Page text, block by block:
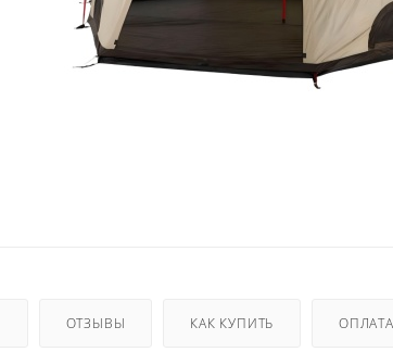
ОТЗЫВЫ КАК КУПИТЬ ОПЛАТА